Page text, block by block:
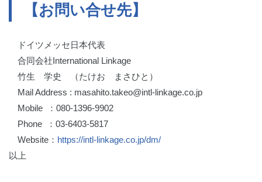
【お問い合せ先】
ドイツメッセ日本代表
合同会社International Linkage
竹生 学史 （たけお まさひと）
Mail Address : masahito.takeo@intl-linkage.co.jp
Mobile ：080-1396-9902
Phone ：03-6403-5817
Website： https://intl-linkage.co.jp/dm/
以上